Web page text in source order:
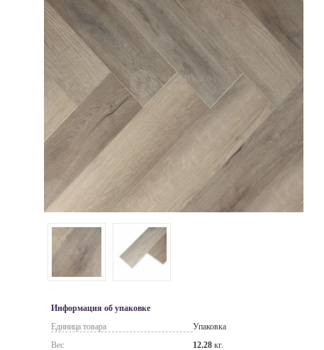
Информация об упаковке
Единица товара
Упаковка
Вес
12.28 кг.